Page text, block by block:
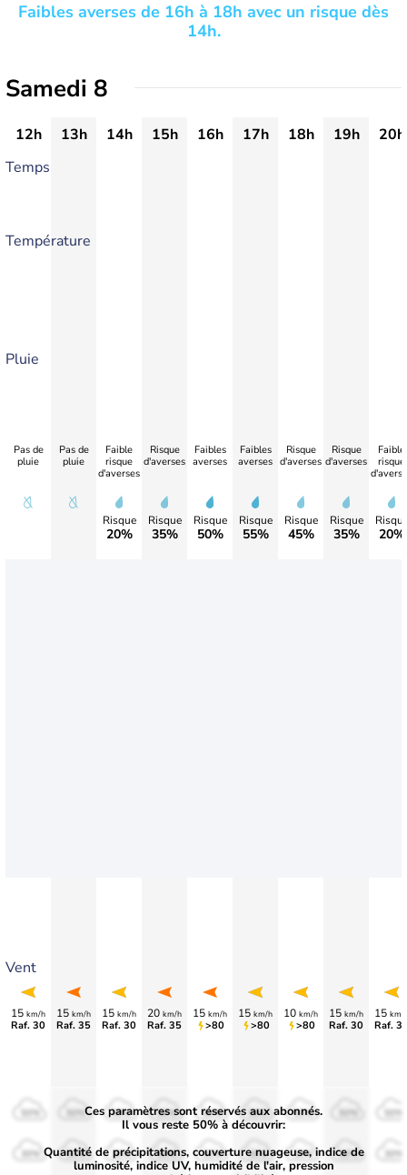
Faibles averses de 16h à 18h avec un risque dès
14h.
Samedi 8
12h 13h 14h 15h 16h 17h 18h 19h
20h
Temps
Température
Pluie
Vent
Pas de
pluie
15 km/h
Raf. 30
Pas de
pluie
15 km/h
Raf. 35
Faible
risque
d'averses
Risque
20%
15 km/h
Raf. 30
Risque
d'averses
Risque
35%
20 km/h
Raf. 35
Faibles
averses
Risque
50%
15 km/h
>80
Faibles
averses
Risque
55%
15 km/h
>80
Risque
d'averses
Risque
45%
10 km/h
>80
Risque
d'averses
Risque
35%
15 km/h
Raf. 30
Faible
risque
20%
15 km/
Raf.
50%
30%
50%
30%
50%
30%
50%
30%
50%
30%
50%
30%
50%
30% 30% 30%
Ces paramètres sont réservés aux abonnés.
Il vous reste 50% à découvrir:
Quantité de précipitations, couverture nuageuse, indice de
luminosité, indice UV, humidité de l'air, pression